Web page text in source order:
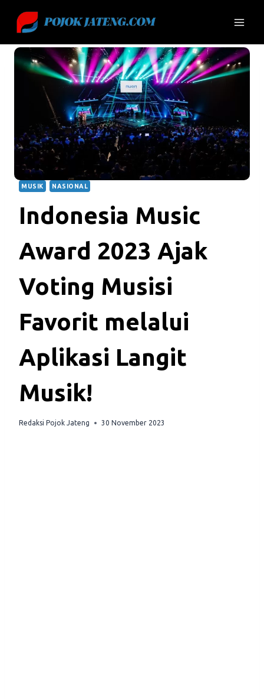
content
MUSIK NASIONAL
Indonesia Music
Award 2023 Ajak
Voting Musisi
Favorit melalui
Aplikasi Langit
Musik!
Redaksi Pojok Jateng 30 November 2023